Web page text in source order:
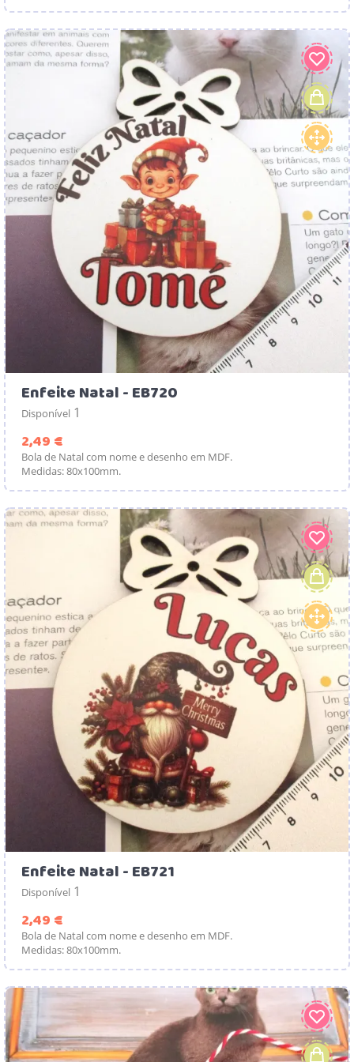
Enfeite Natal - EB720
Disponível 1
2,49 €
Bola de Natal com nome e desenho em MDF.
Medidas: 80x100mm.
Enfeite Natal - EB721
Disponível 1
2,49 €
Bola de Natal com nome e desenho em MDF.
Medidas: 80x100mm.